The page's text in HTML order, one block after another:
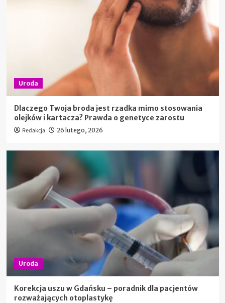
Uroda
Dlaczego Twoja broda jest rzadka mimo stosowania
olejków i kartacza? Prawda o genetyce zarostu
Redakcja 26 lutego, 2026
Uroda
Korekcja uszu w Gdańsku – poradnik dla pacjentów
rozważających otoplastykę